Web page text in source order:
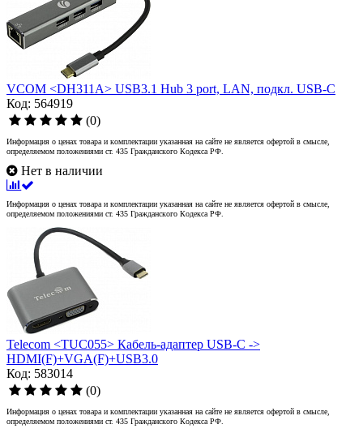
VCOM <DH311A> USB3.1 Hub 3 port, LAN, подкл. USB-C
Код: 564919
(0)
Информация о ценах товара и комплектации указанная на сайте не является офертой в смысле,
определяемом положениями ст. 435 Гражданского Кодекса РФ.
Нет в наличии
Информация о ценах товара и комплектации указанная на сайте не является офертой в смысле,
определяемом положениями ст. 435 Гражданского Кодекса РФ.
Telecom <TUC055> Кабель-адаптер USB-C ->
HDMI(F)+VGA(F)+USB3.0
Код: 583014
(0)
Информация о ценах товара и комплектации указанная на сайте не является офертой в смысле,
определяемом положениями ст. 435 Гражданского Кодекса РФ.